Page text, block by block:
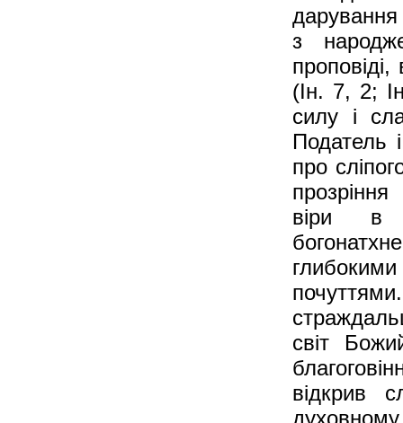
з
(Ін. 7, 2;
силу і
Податель
про
віри в
світ
відкрив